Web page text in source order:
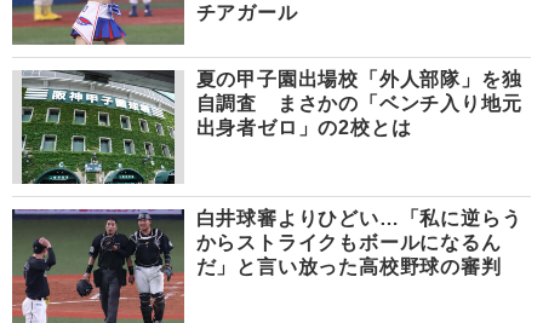
チアガール
夏の甲子園出場校「外人部隊」を独
自調査 まさかの「ベンチ入り地元
出身者ゼロ」の2校とは
白井球審よりひどい…「私に逆らう
からストライクもボールになるん
だ」と言い放った高校野球の審判